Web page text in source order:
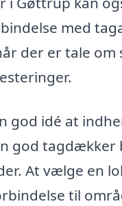
med
der er tale
god idé at
god
At vælge en
til